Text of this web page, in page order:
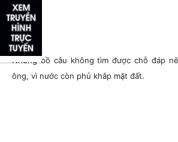
Nhưng bồ câu không tìm được chỗ đáp
ông, vì nước còn phủ khắp mặt đất.